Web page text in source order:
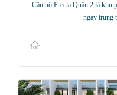
Căn hộ Precia Quận 2 là khu
ngay trung